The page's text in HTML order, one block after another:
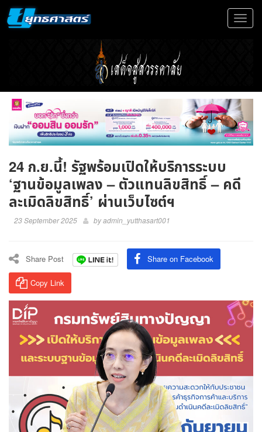
Toggle
24 ก.ย.นี้! รัฐพร้อมเปิดให้บริการระบบ
‘ฐานข้อมูลเพลง – ตัวแทนลิขสิทธิ์ – คดี
ละเมิดลิขสิทธิ์’ ผ่านเว็บไซต์ฯ
23 September 2025 byadmin_yutthasart001
Share Post Share on Facebook
Copy Link